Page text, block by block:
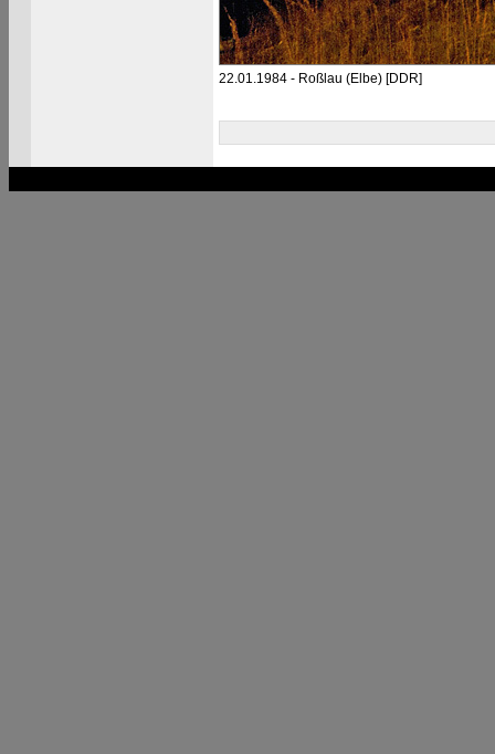
22.01.1984 - Roßlau (Elbe) [DDR]